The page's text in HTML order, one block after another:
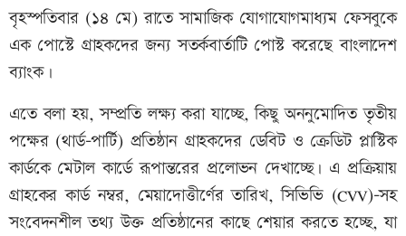
বৃহস্পতিবার (১৪ মে) রাতে সামাজিক যোগাযোগমাধ্যম ফেসবুকে
এক পোস্টে গ্রাহকদের জন্য সতর্কবার্তাটি পোস্ট করেছে বাংলাদেশ
ব্যাংক।
এতে বলা হয়, সম্প্রতি লক্ষ্য করা যাচ্ছে, কিছু অননুমোদিত তৃতীয়
পক্ষের (থার্ড-পার্টি) প্রতিষ্ঠান গ্রাহকদের ডেবিট ও ক্রেডিট প্লাস্টিক
কার্ডকে মেটাল কার্ডে রূপান্তরের প্রলোভন দেখাচ্ছে। এ প্রক্রিয়ায়
গ্রাহকের কার্ড নম্বর, মেয়াদোত্তীর্ণের তারিখ, সিভিভি (CVV)-সহ
সংবেদনশীল তথ্য উক্ত প্রতিষ্ঠানের কাছে শেয়ার করতে হচ্ছে, যা